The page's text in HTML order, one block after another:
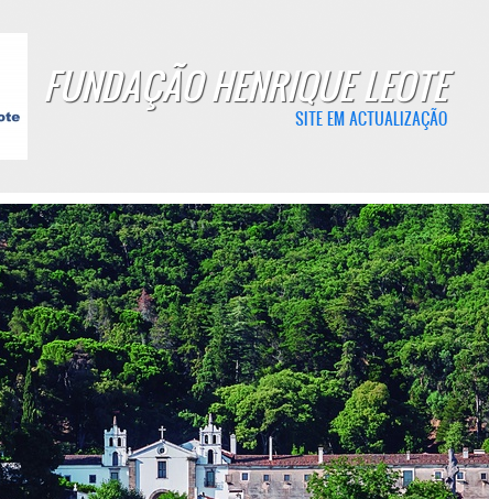
FUNDAÇÃO HENRIQUE LEOTE
SITE EM ACTUALIZAÇÃO